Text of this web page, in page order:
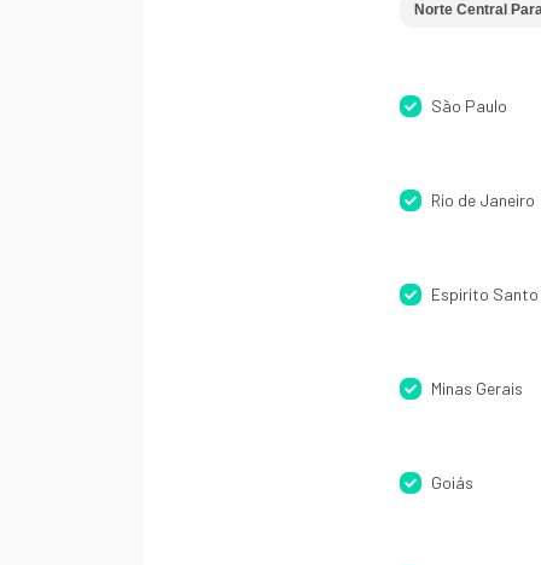
Norte Central
São Paulo
Rio de Janeiro
Espirito Santo
Minas Gerais
Goiás